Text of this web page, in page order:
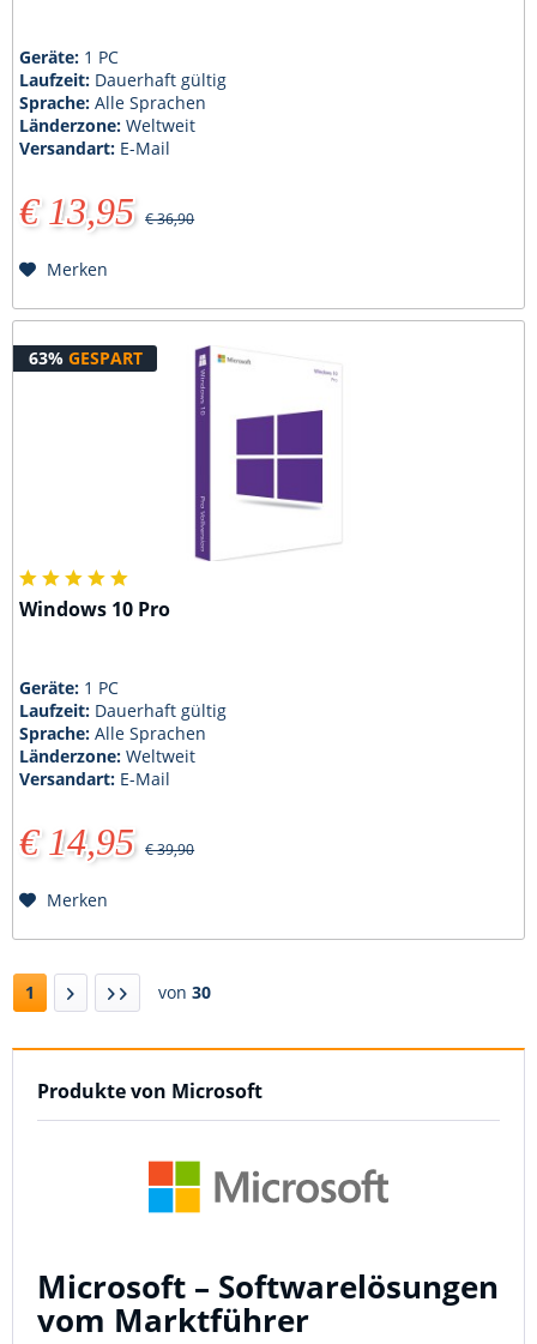
Geräte: 1 PC
Laufzeit: Dauerhaft gültig
Sprache:Alle Sprachen
Länderzone:Weltweit
Versandart: E-Mail
€ 13,95 € 36,90
Merken
63% GESPART
Windows 10 Pro
Geräte: 1 PC
Laufzeit: Dauerhaft gültig
Sprache:Alle Sprachen
Länderzone:Weltweit
Versandart: E-Mail
€ 14,95 € 39,90
Merken
1 von 30
Produkte von Microsoft
Microsoft – Softwarelösungen
vom Marktführer